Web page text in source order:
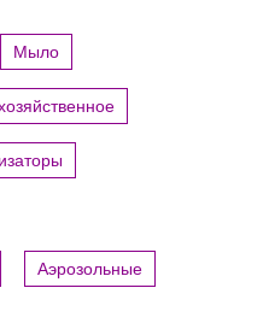
Мыло
Аэрозольные